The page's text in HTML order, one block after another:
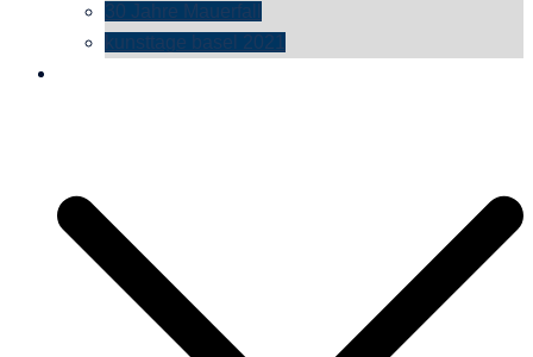
30 Jahre Mauerfall
kunsttage basel 2021